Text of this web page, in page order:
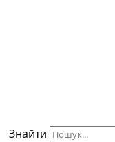
Знайти